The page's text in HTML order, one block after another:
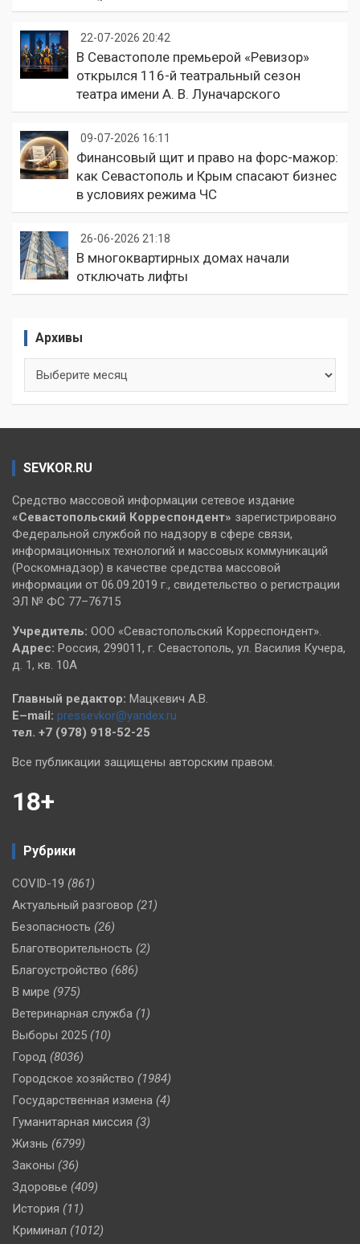
22-07-2026 20:42
В Севастополе премьерой «Ревизор»
открылся 116-й театральный сезон
театра имени А. В. Луначарского
09-07-2026 16:11
Финансовый щит и право на форс-мажор:
как Севастополь и Крым спасают бизнес
в условиях режима ЧС
26-06-2026 21:18
В многоквартирных домах начали
отключать лифты
Архивы
SEVKOR.RU
Средство массовой информации сетевое издание
«Севастопольский Корреспондент» зарегистрировано
Федеральной службой по надзору в сфере связи,
информационных технологий и массовых коммуникаций
(Роскомнадзор) в качестве средства массовой
информации от 06.09.2019 г., свидетельство о регистрации
ЭЛ № ФС 77–76715
Учредитель: ООО «Севастопольский Корреспондент».
Адрес: Россия, 299011, г. Севастополь, ул. Василия Кучера,
д. 1, кв. 10А
Главный редактор: Мацкевич А.В.
E–mail: pressevkor@yandex.ru
тел. +7 (978) 918-52-25
Все публикации защищены авторским правом.
18+
Рубрики
COVID-19 (861)
Актуальный разговор (21)
Безопасность (26)
Благотворительность (2)
Благоустройство (686)
В мире (975)
Ветеринарная служба (1)
Выборы 2025 (10)
Город (8036)
Городское хозяйство (1984)
Государственная измена (4)
Гуманитарная миссия (3)
Жизнь (6799)
Законы (36)
Здоровье (409)
История (11)
Криминал (1012)